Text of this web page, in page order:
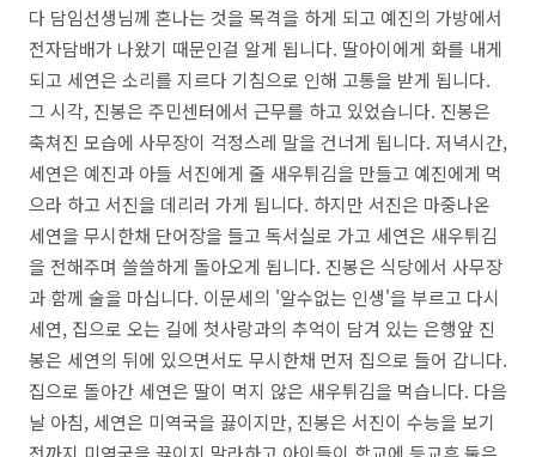
다 담임선생님께 혼나는 것을 목격을 하게 되고 예진의 가방에서
전자담배가 나왔기 때문인걸 알게 됩니다. 딸아이에게 화를 내게
되고 세연은 소리를 지르다 기침으로 인해 고통을 받게 됩니다.
그 시각, 진봉은 주민센터에서 근무를 하고 있었습니다. 진봉은
축쳐진 모습에 사무장이 걱정스레 말을 건너게 됩니다. 저녁시간,
세연은 예진과 아들 서진에게 줄 새우튀김을 만들고 예진에게 먹
으라 하고 서진을 데리러 가게 됩니다. 하지만 서진은 마중나온
세연을 무시한채 단어장을 들고 독서실로 가고 세연은 새우튀김
을 전해주며 쓸쓸하게 돌아오게 됩니다. 진봉은 식당에서 사무장
과 함께 술을 마십니다. 이문세의 '알수없는 인생'을 부르고 다시
세연, 집으로 오는 길에 첫사랑과의 추억이 담겨 있는 은행앞 진
봉은 세연의 뒤에 있으면서도 무시한채 먼저 집으로 들어 갑니다.
집으로 돌아간 세연은 딸이 먹지 않은 새우튀김을 먹습니다. 다음
날 아침, 세연은 미역국을 끓이지만, 진봉은 서진이 수능을 보기